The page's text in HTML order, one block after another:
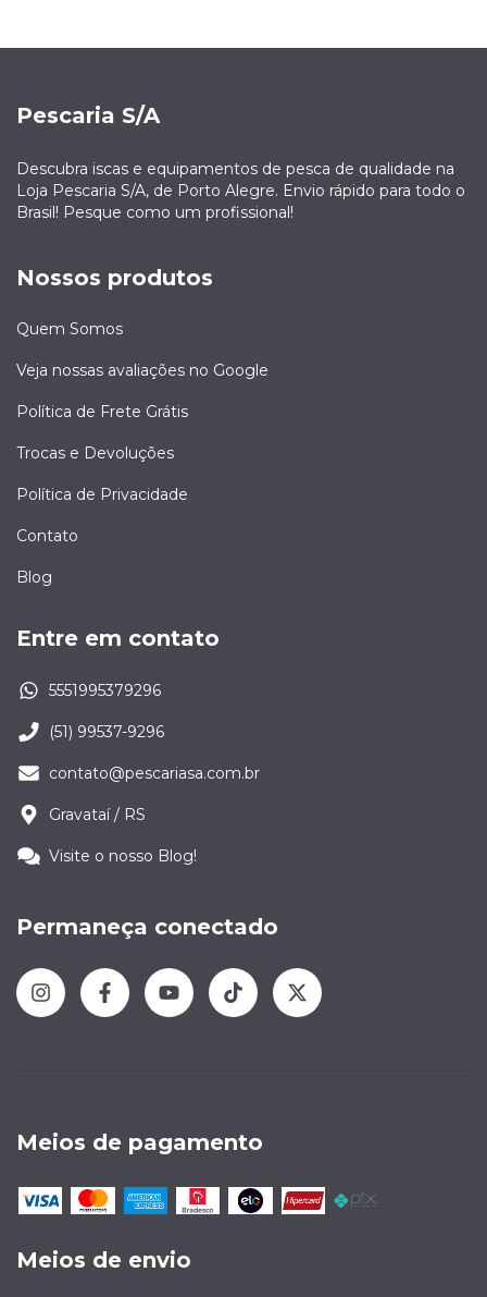
Pescaria S/A
Descubra iscas e equipamentos de pesca de qualidade na
Loja Pescaria S/A, de Porto Alegre. Envio rápido para todo o
Brasil! Pesque como um profissional!
Nossos produtos
Quem Somos
Veja nossas avaliações no Google
Política de Frete Grátis
Trocas e Devoluções
Política de Privacidade
Contato
Blog
Entre em contato
5551995379296
(51) 99537-9296
contato@pescariasa.com.br
Gravataí / RS
Visite o nosso Blog!
Permaneça conectado
Meios de pagamento
Meios de envio